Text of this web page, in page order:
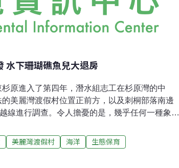
水下珊瑚礁魚兒大退房
原進入了第四年，潛水組志工在杉原灣的中
美麗灣渡假村位置正前方，以及刺桐部落南邊
線進行調查。令人擔憂的是，幾乎任何一種象徵
硬珊瑚及軟珊瑚總合）覆蓋率分別為27%及
化實驗室科學指導員楊明哲指出，中礁活珊瑚
美麗灣渡假村 海洋 生態保育